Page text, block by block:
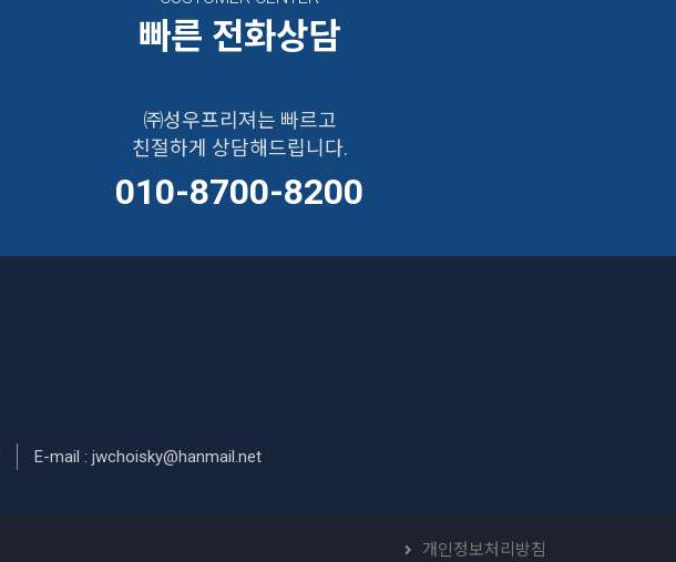
빠른 전화상담
㈜성우프리져는 빠르고
친절하게 상담해드립니다.
010-8700-8200
E-mail : jwchoisky@hanmail.net
개인정보처리방침